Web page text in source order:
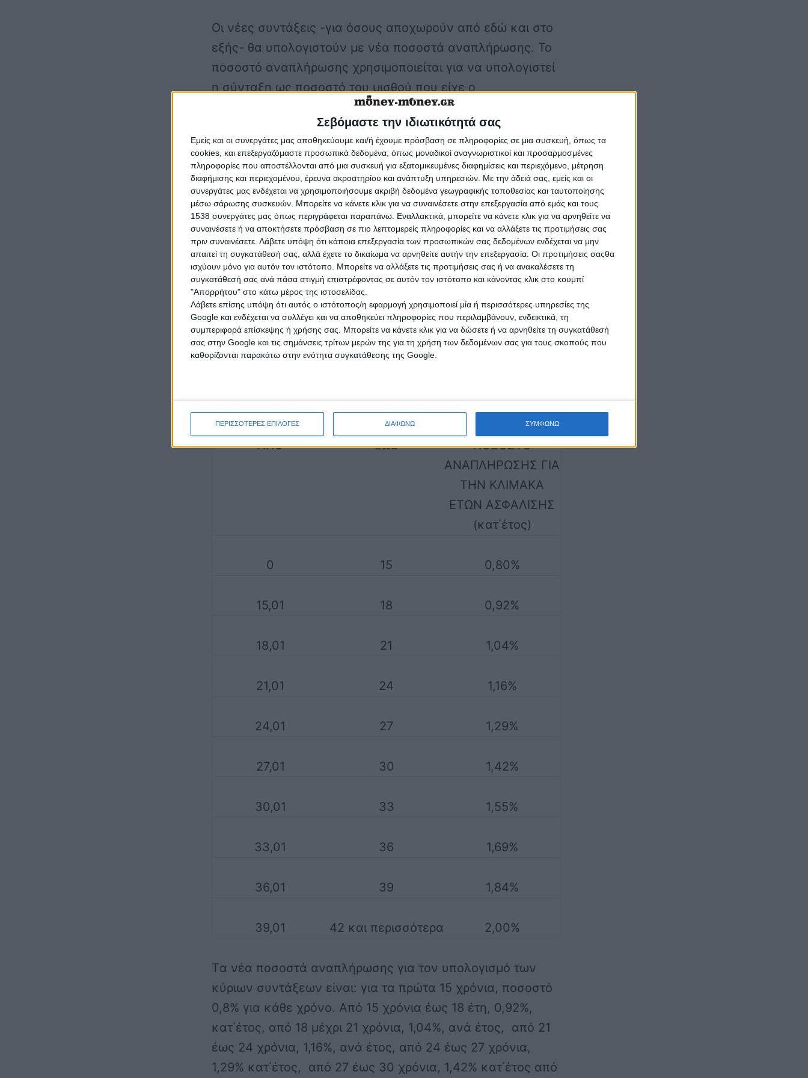
Σεβόμαστε την ιδιωτικότητά σας
Εμείς και οι συνεργάτες μας αποθηκεύουμε και/ή έχουμε πρόσβαση σε πληροφορίες σε μια συσκευή, όπως τα
cookies, και επεξεργαζόμαστε προσωπικά δεδομένα, όπως μοναδικοί αναγνωριστικοί και προσαρμοσμένες
πληροφορίες που αποστέλλονται από μια συσκευή για εξατομικευμένες διαφημίσεις και περιεχόμενο, μέτρηση
διαφήμισης και περιεχομένου, έρευνα ακροατηρίου και ανάπτυξη υπηρεσιών. Με την άδειά σας, εμείς και οι
συνεργάτες μας ενδέχεται να χρησιμοποιήσουμε ακριβή δεδομένα γεωγραφικής τοποθεσίας και ταυτοποίησης
μέσω σάρωσης συσκευών. Μπορείτε να κάνετε κλικ για να συναινέσετε στην επεξεργασία από εμάς και τους
1538 συνεργάτες μας όπως περιγράφεται παραπάνω. Εναλλακτικά, μπορείτε να κάνετε κλικ για να αρνηθείτε να
συναινέσετε ή να αποκτήσετε πρόσβαση σε πιο λεπτομερείς πληροφορίες και να αλλάξετε τις προτιμήσεις σας
πριν συναινέσετε. Λάβετε υπόψη ότι κάποια επεξεργασία των προσωπικών σας δεδομένων ενδέχεται να μην
απαιτεί τη συγκατάθεσή σας, αλλά έχετε το δικαίωμα να αρνηθείτε αυτήν την επεξεργασία. Οι προτιμήσεις σαςθα
ισχύουν μόνο για αυτόν τον ιστότοπο. Μπορείτε να αλλάξετε τις προτιμήσεις σας ή να ανακαλέσετε τη
συγκατάθεσή σας ανά πάσα στιγμή επιστρέφοντας σε αυτόν τον ιστότοπο και κάνοντας κλικ στο κουμπί
"Απορρήτου" στο κάτω μέρος της ιστοσελίδας.
Λάβετε επίσης υπόψη ότι αυτός ο ιστότοπος/η εφαρμογή χρησιμοποιεί μία ή περισσότερες υπηρεσίες της
Google και ενδέχεται να συλλέγει και να αποθηκεύει πληροφορίες που περιλαμβάνουν, ενδεικτικά, τη
συμπεριφορά επίσκεψης ή χρήσης σας. Μπορείτε να κάνετε κλικ για να δώσετε ή να αρνηθείτε τη συγκατάθεσή
σας στην Google και τις σημάνσεις τρίτων μερών της για τη χρήση των δεδομένων σας για τους σκοπούς που
καθορίζονται παρακάτω στην ενότητα συγκατάθεσης της Google.
ΠΕΡΙΣΣΟΤΕΡΕΣ ΕΠΙΛΟΓΕΣ ΔΙΑΦΩΝΩ ΣΥΜΦΩΝΩ
Οι νέες συντάξεις -για όσους αποχωρούν από εδώ και στο
εξής- θα υπολογιστούν με νέα ποσοστά αναπλήρωσης. Το
ποσοστό αναπλήρωσης χρησιμοποιείται για να υπολογιστεί
η σύνταξη ως ποσοστό του μισθού που είχε ο
ασφαλισμένος. Με το νέο σύστημα το ποσοστό της
σύνταξης (η αναπλήρωση) θα υπολογίζεται με βάση το
μέσο όρο των μηνιαίων αποδοχών του ασφαλισμένου καθ’
όλη τη διάρκεια του ασφαλιστικού του βίου ,
προσαρμοσμένων ανάλογα με τον πληθωρισμό.
Έτσι, η σύνταξη θα αποτελείται από δύο μέρη, ήτοι αφενός
από το ποσό που αντιστοιχεί στα έτη ασφάλισης με βάση το
μισθό όλου του εργασιακού βίου και ανάλογα με το
ποσοστό αναπλήρωση (τη λεγόμενη ανταποδοτική
σύνταξη) και αφετέρου από το ποσό της εθνικής σύνταξης
των 384 ευρώ, η οποία θα καταβάλλεται ολόκληρη στο 67ο
έτος.
ΑΠΟ ΕΩΣ
ΠΟΣΟΣΤΟ
ΑΝΑΠΛΗΡΩΣΗΣ ΓΙΑ
ΤΗΝ ΚΛΙΜΑΚΑ
ΕΤΩΝ ΑΣΦΑΛΙΣΗΣ
(κατ΄έτος)
0 15 0,80%
15,01 18 0,92%
18,01 21 1,04%
21,01 24 1,16%
24,01 27 1,29%
27,01 30 1,42%
30,01 33 1,55%
33,01 36 1,69%
36,01 39 1,84%
39,01 42 και περισσότερα 2,00%
Tα νέα ποσοστά αναπλήρωσης για τον υπολογισμό των
κύριων συντάξεων είναι: για τα πρώτα 15 χρόνια, ποσοστό
0,8% για κάθε χρόνο. Από 15 χρόνια έως 18 έτη, 0,92%,
κατ΄έτος, από 18 μέχρι 21 χρόνια, 1,04%, ανά έτος, από 21
έως 24 χρόνια, 1,16%, ανά έτος, από 24 έως 27 χρόνια,
1,29% κατ΄έτος, από 27 έως 30 χρόνια, 1,42% κατ΄έτος από